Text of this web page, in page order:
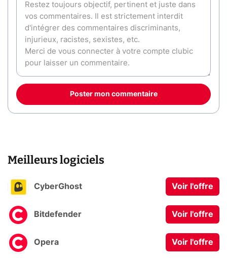
Poster mon commentaire
Meilleurs logiciels
CyberGhost Voir l'offre
Bitdefender Voir l'offre
Opera Voir l'offre